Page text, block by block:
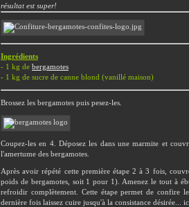
résultat est super!
Ingrédients
- 1 kg de bergamotes
- 1 kg de sucre de canne blond (vanillé maison)
Brossez les bergamotes puis pesez-les.
Coupez-les en 4. Déposez les dans une marmite et
l'amertume des bergamotes.
Après avoir répété cette première étape 2 à 3 fois,
poids de bergamotes, soit 1 pour 1). Amenez le tout à
refroidir complètement. Cette étape permet de confire
dernière fois laissez cuire jusqu'à la consistance désirée...